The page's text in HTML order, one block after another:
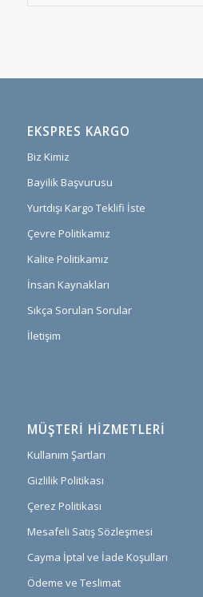
EKSPRES KARGO
Biz Kimiz
Bayilik Başvurusu
Yurtdışı Kargo Teklifi İste
Çevre Politikamız
Kalite Politikamız
İnsan Kaynakları
Sıkça Sorulan Sorular
İletişim
MÜŞTERI HIZMETLERI
Kullanım Şartları
Gizlilik Politikası
Çerez Politikası
Mesafeli Satış Sözleşmesi
Cayma İptal ve İade Koşulları
Ödeme ve Teslimat